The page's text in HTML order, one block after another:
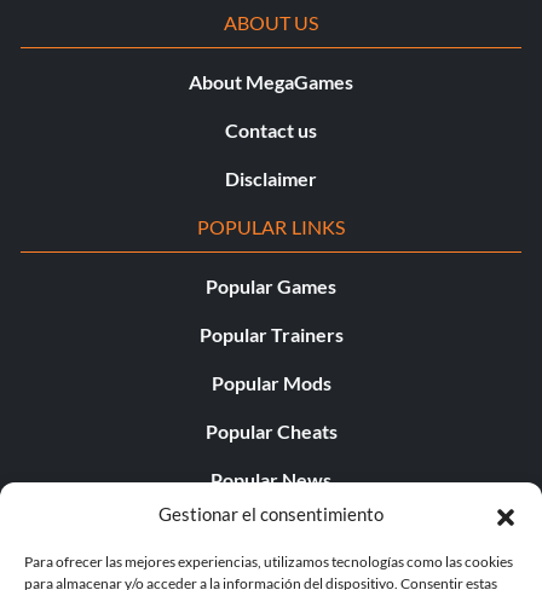
Gestionar el consentimiento
Para ofrecer las mejores experiencias, utilizamos tecnologías como las cookies
para almacenar y/o acceder a la información del dispositivo. Consentir estas
ABOUT US
About MegaGames
Contact us
Disclaimer
POPULAR LINKS
Popular Games
Popular Trainers
Popular Mods
Popular Cheats
Popular News
Popular Editorials
Popular Free Games